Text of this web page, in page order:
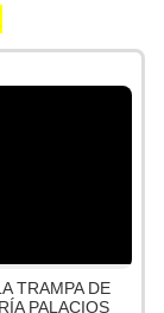
TRAMPA DE
PALACIOS